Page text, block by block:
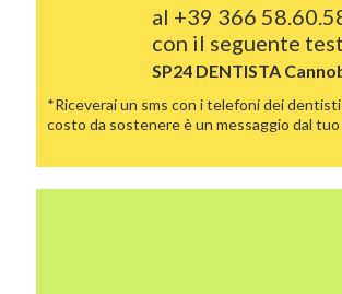
al +39 366
con il seguente
SP24 DENTISTA
*Riceverai un sms con i telefoni dei
costo da sostenere è un messaggio dal